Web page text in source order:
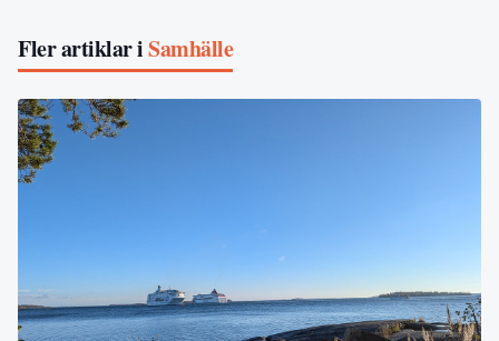
Fler artiklar iSamhälle